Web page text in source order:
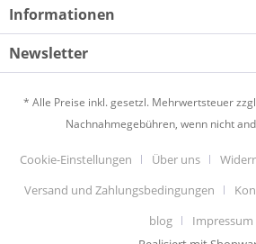
Informationen
Newsletter
* Alle Preise inkl. gesetzl. Mehrwertsteuer
Nachnahmegebühren, wenn nicht
Cookie-Einstellungen Über uns
Versand und Zahlungsbedingungen
blog
Impressum